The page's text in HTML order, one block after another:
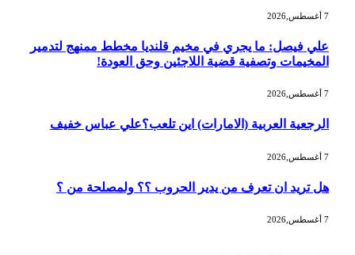
علي فيصل: ما يجري في مخيم قلنديا مخطط ممنهج لتدمير
المخيمات وتصفية قضية اللاجئين وحق العودة!
الرجعية العربية (الامارات) اين تلعب؟علي عباس خفيف
هل تريد ان تعرف من يدير الحروب ؟؟ ولمصلحة من ؟